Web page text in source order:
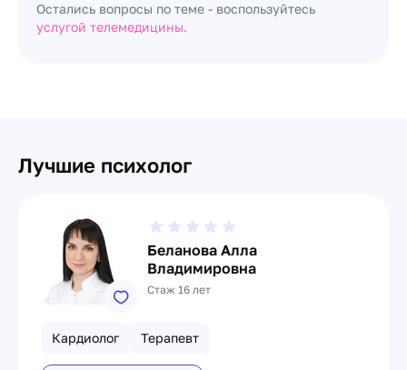
Остались вопросы по теме - воспользуйтесь
услугой телемедицины.
Лучшие психолог
Беланова Алла
Владимировна
Стаж 16 лет
Кардиолог Терапевт